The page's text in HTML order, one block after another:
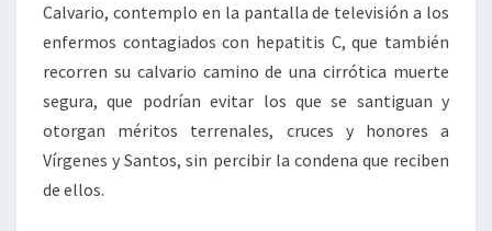
Calvario, contemplo en la pantalla de televisión a los
enfermos contagiados con hepatitis C, que también
recorren su calvario camino de una cirrótica muerte
segura, que podrían evitar los que se santiguan y
otorgan méritos terrenales, cruces y honores a
Vírgenes y Santos, sin percibir la condena que reciben
de ellos.